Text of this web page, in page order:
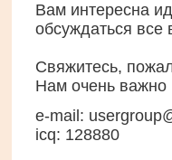
Вам интересна
обсуждаться все
Свяжитесь,
Нам очень
e-mail:
icq: 128880